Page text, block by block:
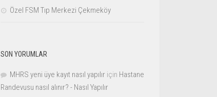
Özel FSM Tıp Merkezi Çekmeköy
SON YORUMLAR
MHRS yeni üye kayıt nasıl yapılır için Hastane
Randevusu nasıl alınır? - Nasıl Yapılır